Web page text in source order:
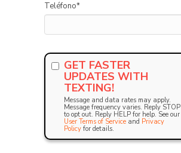
Teléfono*
GET FASTER
UPDATES WITH
TEXTING!
Message and data rates may apply.
Message frequency varies. Reply STOP
to opt out. Reply HELP for help. See our
User Terms of Service and Privacy
Policy for details.